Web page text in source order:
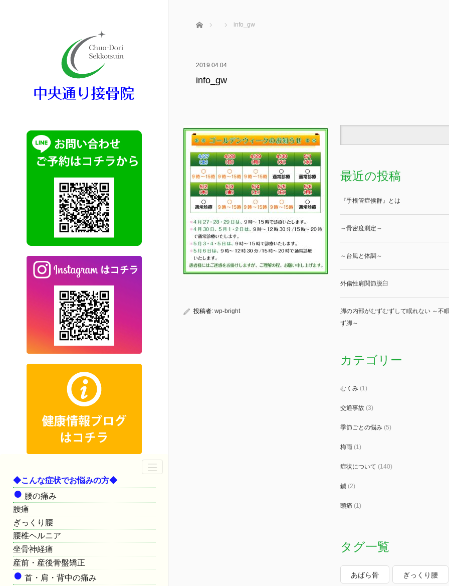
◆こんな症状でお悩みの方◆
● 腰の痛み
腰痛
ぎっくり腰
腰椎ヘルニア
坐骨神経痛
産前・産後骨盤矯正
● 首・肩・背中の痛み
ホーム info_gw
2019.04.04
info_gw
投稿者: wp-bright
最近の投稿
『手根管症候群』とは
～骨密度測定～
～台風と体調～
外傷性肩関節脱臼
脚の内部がむずむずして眠れない ～不
ず脚～
カテゴリー
むくみ(1)
交通事故(3)
季節ごとの悩み(5)
梅雨(1)
症状について (140)
鍼(2)
頭痛 (1)
タグ一覧
あばら骨 ぎっくり腰